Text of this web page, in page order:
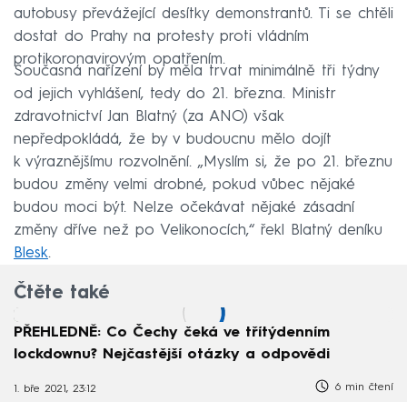
autobusy převážející desítky demonstrantů. Ti se chtěli
dostat do Prahy na protesty proti vládním
protikoronavirovým opatřením.
Současná nařízení by měla trvat minimálně tři týdny
od jejich vyhlášení, tedy do 21. března. Ministr
zdravotnictví Jan Blatný (za ANO) však
nepředpokládá, že by v budoucnu mělo dojít
k výraznějšímu rozvolnění. „Myslím si, že po 21. březnu
budou změny velmi drobné, pokud vůbec nějaké
budou moci být. Nelze očekávat nějaké zásadní
změny dříve než po Velikonocích,“ řekl Blatný deníku
Blesk.
Čtěte také
PŘEHLEDNĚ: Co Čechy čeká ve třítýdenním
lockdownu? Nejčastější otázky a odpovědi
1. bře 2021, 23:12 6 min čtení